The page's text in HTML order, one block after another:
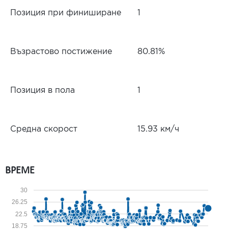
Позиция при финиширане
Възрастово постижение 80.81%
Позиция в пола
Средна скорост 15.93 км/ч
ВРЕМЕ
18.75
22.5
26.25
30